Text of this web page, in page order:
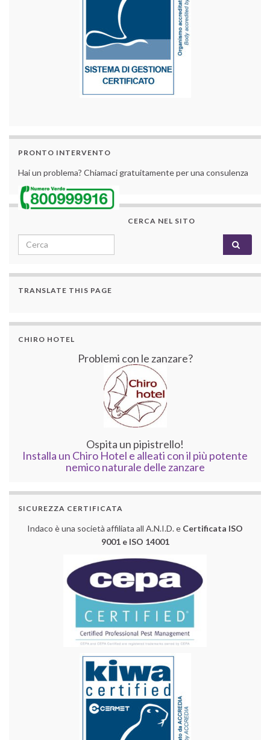
PRONTO INTERVENTO
Hai un problema? Chiamaci gratuitamente per una consulenza
CERCA NEL SITO
Search for:
TRANSLATE THIS PAGE
CHIRO HOTEL
Problemi con le zanzare?
Ospita un pipistrello!
Installa un Chiro Hotel e alleati con il più potente
nemico naturale delle zanzare
SICUREZZA CERTIFICATA
Indaco è una società affiliata all A.N.I.D. e Certificata ISO
9001 e ISO 14001